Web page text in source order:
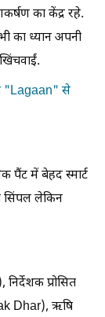
का केंद्र रहे.
का ध्यान अपनी
"Lagaan" से
पैंट में बेहद स्मार्ट
सिंपल लेकिन
प्रोसित
Dhar), ऋषि